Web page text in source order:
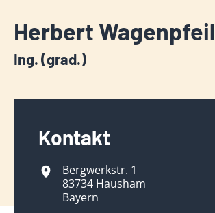
Herbert Wagenpfeil
Ing. (grad.)
Kontakt
Bergwerkstr. 1
83734 Hausham
Bayern